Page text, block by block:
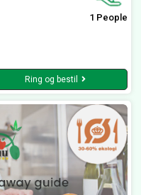
1 People
Ring og bestil